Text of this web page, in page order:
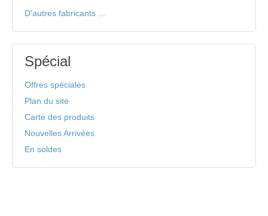
D'autres fabricants ...
Spécial
Offres spéciales
Plan du site
Carte des produits
Nouvelles Arrivées
En soldes